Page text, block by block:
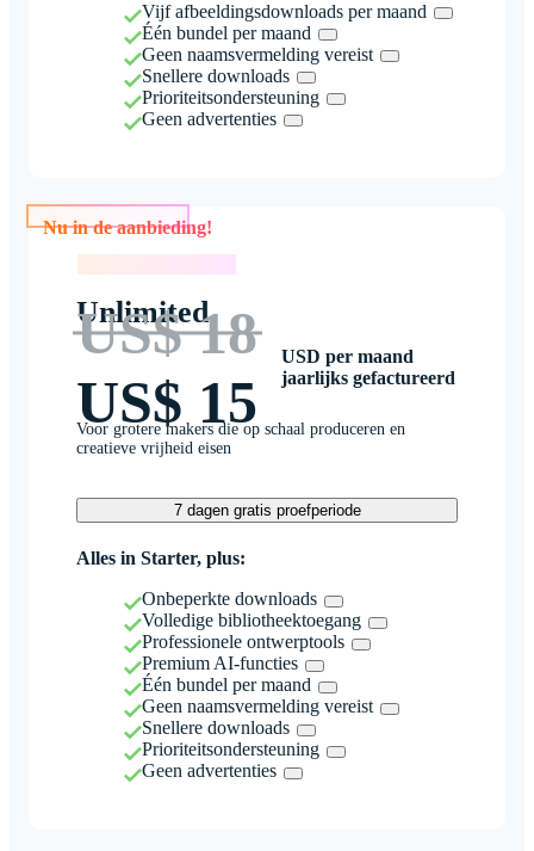
Vijf afbeeldingsdownloads per maand
Één bundel per maand
Geen naamsvermelding vereist
Snellere downloads
Prioriteitsondersteuning
Geen advertenties
Nu in de aanbieding!
Unlimited
US$ 18
US$ 15
USD per maand
jaarlijks gefactureerd
Voor grotere makers die op schaal produceren en
creatieve vrijheid eisen
7 dagen gratis proefperiode
Alles in Starter, plus:
Onbeperkte downloads
Volledige bibliotheektoegang
Professionele ontwerptools
Premium AI-functies
Één bundel per maand
Geen naamsvermelding vereist
Snellere downloads
Prioriteitsondersteuning
Geen advertenties